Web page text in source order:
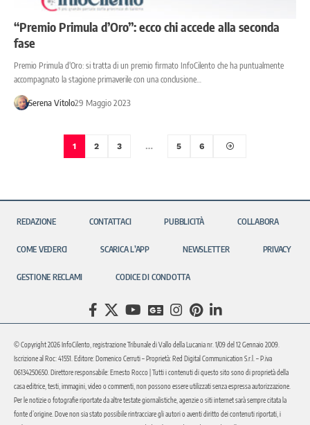
“Premio Primula d’Oro”: ecco chi accede alla seconda
fase
Premio Primula d'Oro: si tratta di un premio firmato InfoCilento che ha puntualmente
accompagnato la stagione primaverile con una conclusione…
Serena Vitolo29 Maggio 2023
1 2 3 … 5 6
REDAZIONE CONTATTACI PUBBLICITÀ COLLABORA
COME VEDERCI SCARICA L’APP NEWSLETTER PRIVACY
GESTIONE RECLAMI CODICE DI CONDOTTA
© Copyright 2026 InfoCilento, registrazione Tribunale di Vallo della Lucania nr. 1/09 del 12 Gennaio 2009.
Iscrizione al Roc: 41551. Editore: Domenico Cerruti – Proprietà: Red Digital Communication S.r.l. – P.iva
06134250650. Direttore responsabile: Ernesto Rocco | Tutti i contenuti di questo sito sono di proprietà della
casa editrice, testi, immagini, video o commenti, non possono essere utilizzati senza espressa autorizzazione.
Per le notizie o fotografie riportate da altre testate giornalistiche, agenzie o siti internet sarà sempre citata la
fonte d’origine. Dove non sia stato possibile rintracciare gli autori o aventi diritto dei contenuti riportati, i